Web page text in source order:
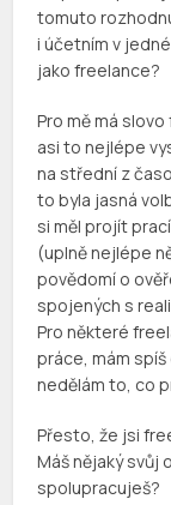
tomuto
i účetním v
jako freelance?
Pro mě má
asi to nejlépe
na střední z
to byla jasná
si měl projít
(uplně nejlépe
povědomí o
spojených s
Pro některé
práce, mám
nedělám to, co
Přesto, že jsi
Máš nějaký svůj
spolupracuješ?